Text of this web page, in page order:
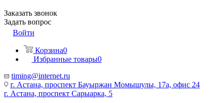
Заказать звонок
Задать вопрос
Войти
Корзина0
Избранные товары0
timing@internet.ru
г. Астана, проспект Бауыржан Момышулы, 17а, офис 24
г. Астана, проспект Сарыарка, 5